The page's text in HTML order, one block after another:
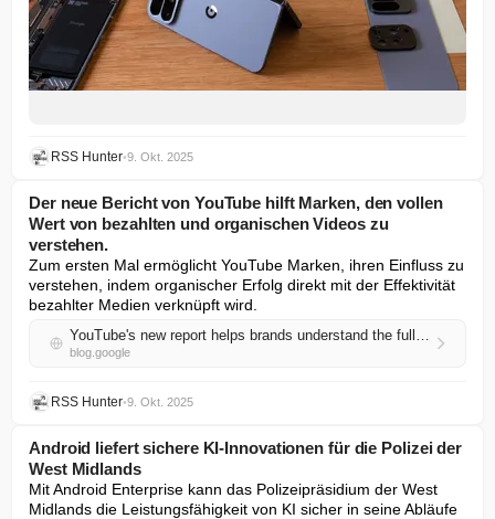
RSS Hunter•9. Okt. 2025
Der neue Bericht von YouTube hilft Marken, den vollen
Wert von bezahlten und organischen Videos zu
verstehen.
Zum ersten Mal ermöglicht YouTube Marken, ihren Einfluss zu
verstehen, indem organischer Erfolg direkt mit der Effektivität
bezahlter Medien verknüpft wird.
YouTube's new report helps brands understand the full value of paid and organic video
blog.google
RSS Hunter•9. Okt. 2025
Android liefert sichere KI-Innovationen für die Polizei der
West Midlands
Mit Android Enterprise kann das Polizeipräsidium der West
Midlands die Leistungsfähigkeit von KI sicher in seine Abläufe